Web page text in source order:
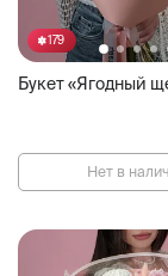
179
Букет «Ягодный
Нет в